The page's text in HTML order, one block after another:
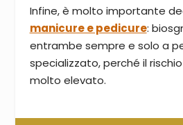
Infine, è molto importante
manicure e pedicure:
entrambe sempre e solo a
specializzato, perché il
molto elevato.